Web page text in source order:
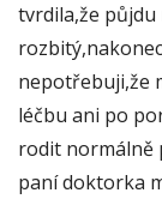
tvrdila,že půjdu
nepotřebuji,že
léčbu ani po
rodit normálně
paní doktorka